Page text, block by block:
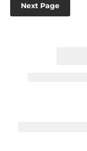
Next Page